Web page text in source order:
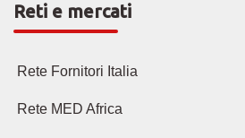
Reti e mercati
Rete Fornitori Italia
Rete MED Africa